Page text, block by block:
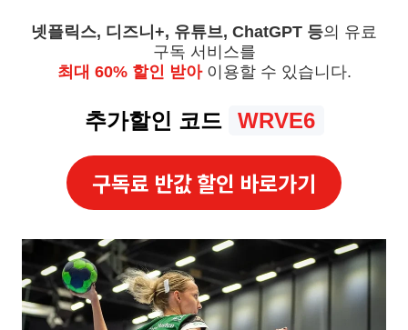
넷플릭스, 디즈니+, 유튜브, ChatGPT 등의 유료
구독 서비스를
최대 60% 할인 받아이용할 수 있습니다.
추가할인 코드 WRVE6
구독료 반값 할인 바로가기